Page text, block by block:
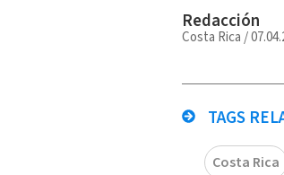
Redacción
Costa Rica /
TAGS
Costa Rica